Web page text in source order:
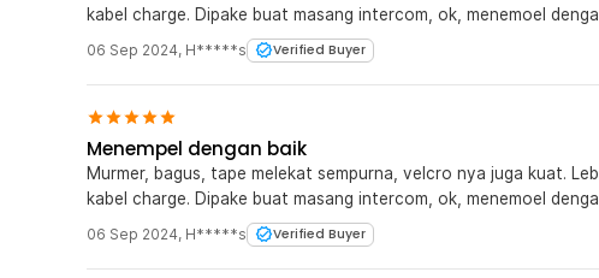
Kelengkapan Produk
Rincian yang Anda dapatkan untuk pembelian produk ini:
1 x Pasang TaffPACK Lakban Velcro Hook and Loop Magic
kabel charge. Dipake buat masang intercom, ok, menemoel
06 Sep 2024, H*****s Verified Buyer
Menempel dengan baik
Murmer, bagus, tape melekat sempurna, velcro nya juga kuat.
kabel charge. Dipake buat masang intercom, ok, menemoel
06 Sep 2024, H*****s Verified Buyer